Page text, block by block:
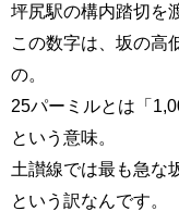
坪尻駅の構内踏切を
この数字は、坂の高
の。
25パーミルとは「
という意味。
土讃線では最も急な
という訳なんです。